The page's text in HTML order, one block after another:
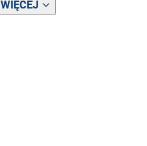
WIĘCEJ